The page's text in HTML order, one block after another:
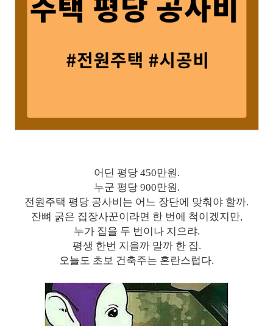
어딘 평당 450만원.
누군 평당 900만원.
전원주택 평당 공사비는 어느 장단에 맞춰야 할까.
잔뼈 굵은 집장사꾼이라면 한 번에 척이겠지만,
누가 집을 두 번이나 지으랴.
평생 한번 지을까 말까 한 집.
오늘도 초보 건축주는 혼란스럽다.